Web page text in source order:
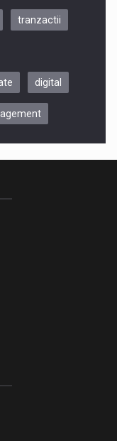
ORADEA, 8
tranzactii
digital